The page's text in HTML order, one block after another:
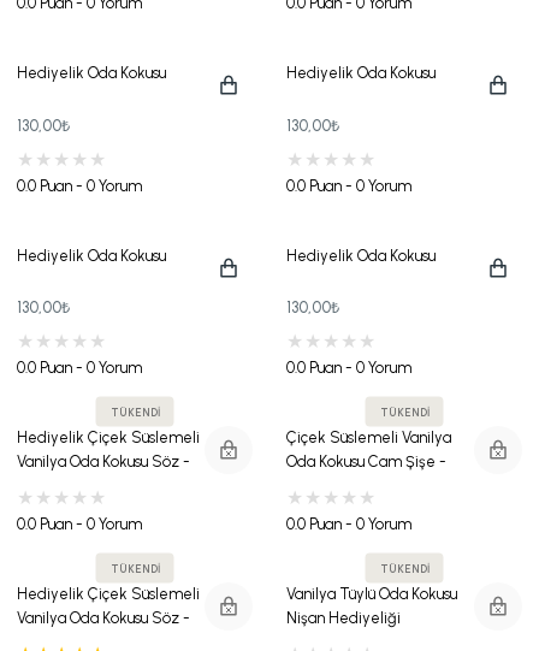
Hediyelik Oda Kokusu
130,00₺
0.0 Puan - 0 Yorum
Hediyelik Oda Kokusu
130,00₺
0.0 Puan - 0 Yorum
Hediyelik Oda Kokusu
130,00₺
0.0 Puan - 0 Yorum
Hediyelik Oda Kokusu
130,00₺
0.0 Puan - 0 Yorum
TÜKENDİ
Hediyelik Çiçek Süslemeli
Vanilya Oda Kokusu Söz -
0.0 Puan - 0 Yorum
TÜKENDİ
Çiçek Süslemeli Vanilya
Oda Kokusu Cam Şişe -
0.0 Puan - 0 Yorum
TÜKENDİ
Hediyelik Çiçek Süslemeli
Vanilya Oda Kokusu Söz -
TÜKENDİ
Vanilya Tüylü Oda Kokusu
Nişan Hediyeliği